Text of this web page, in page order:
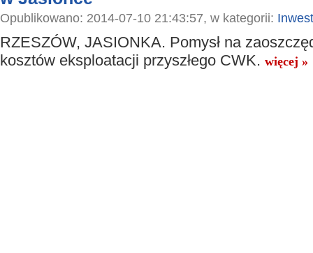
Opublikowano: 2014-07-10 21:43:57, w kategorii:
RZESZÓW, JASIONKA. Pomysł na
kosztów eksploatacji przyszłego CWK. więcej »